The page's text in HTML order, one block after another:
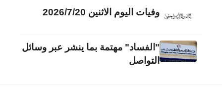
وفيات اليوم الاثنين 2026/7/20
"الفساد" مهتمة بما ينشر عبر وسائل
التواصل